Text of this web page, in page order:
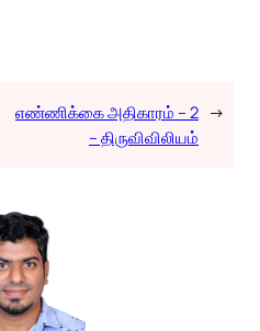
எண்ணிக்கை அதிகாரம் – 2
– திருவிவிலியம்
→